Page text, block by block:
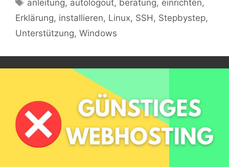
anleitung, autologout, beratung, einrichten,
Erklärung, installieren, Linux, SSH , Stepbystep,
Unterstützung, Windows